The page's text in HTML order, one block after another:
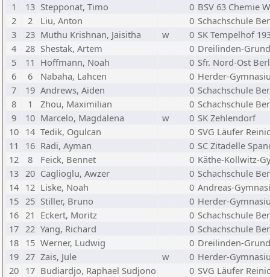
1
13 Stepponat, Timo 0 BSV 63 Chemie
2
2 Liu, Anton 0 Schachschule
3
23 Muthu Krishnan, Jaisitha w 0 SK Tempelhof
4
28 Shestak, Artem 0 Dreilinden-
5
11 Hoffmann, Noah 0 Sfr. Nord-Ost
6
6 Nabaha, Lahcen 0 Herder-
7
19 Andrews, Aiden 0 Schachschule
8
1 Zhou, Maximilian 0 Schachschule
9
10 Marcelo, Magdalena w 0 SK Zehlendorf
10 14 Tedik, Ogulcan 0 SVG Läufer
11
16 Radi, Ayman 0 SC Zitadelle
12
8 Feick, Bennet 0 Käthe-Kollwitz-
13 20 Caglioglu, Awzer 0 Schachschule
14 12 Liske, Noah 0 Andreas-
15 25 Stiller, Bruno 0 Herder-
16 21 Eckert, Moritz 0 Schachschule
17 22 Yang, Richard 0 Schachschule
18 15 Werner, Ludwig 0 Dreilinden-
19 27 Zais, Jule w 0 Herder-
20 17 Budiardjo, Raphael Sudjono 0 SVG Läufer